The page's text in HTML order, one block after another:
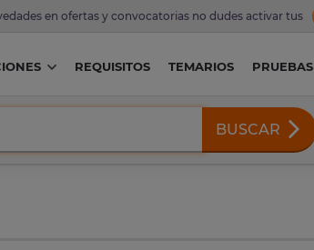
en ofertas y convocatorias no dudes activar tus
REQUISITOS TEMARIOS PRUEBAS
BUSCAR